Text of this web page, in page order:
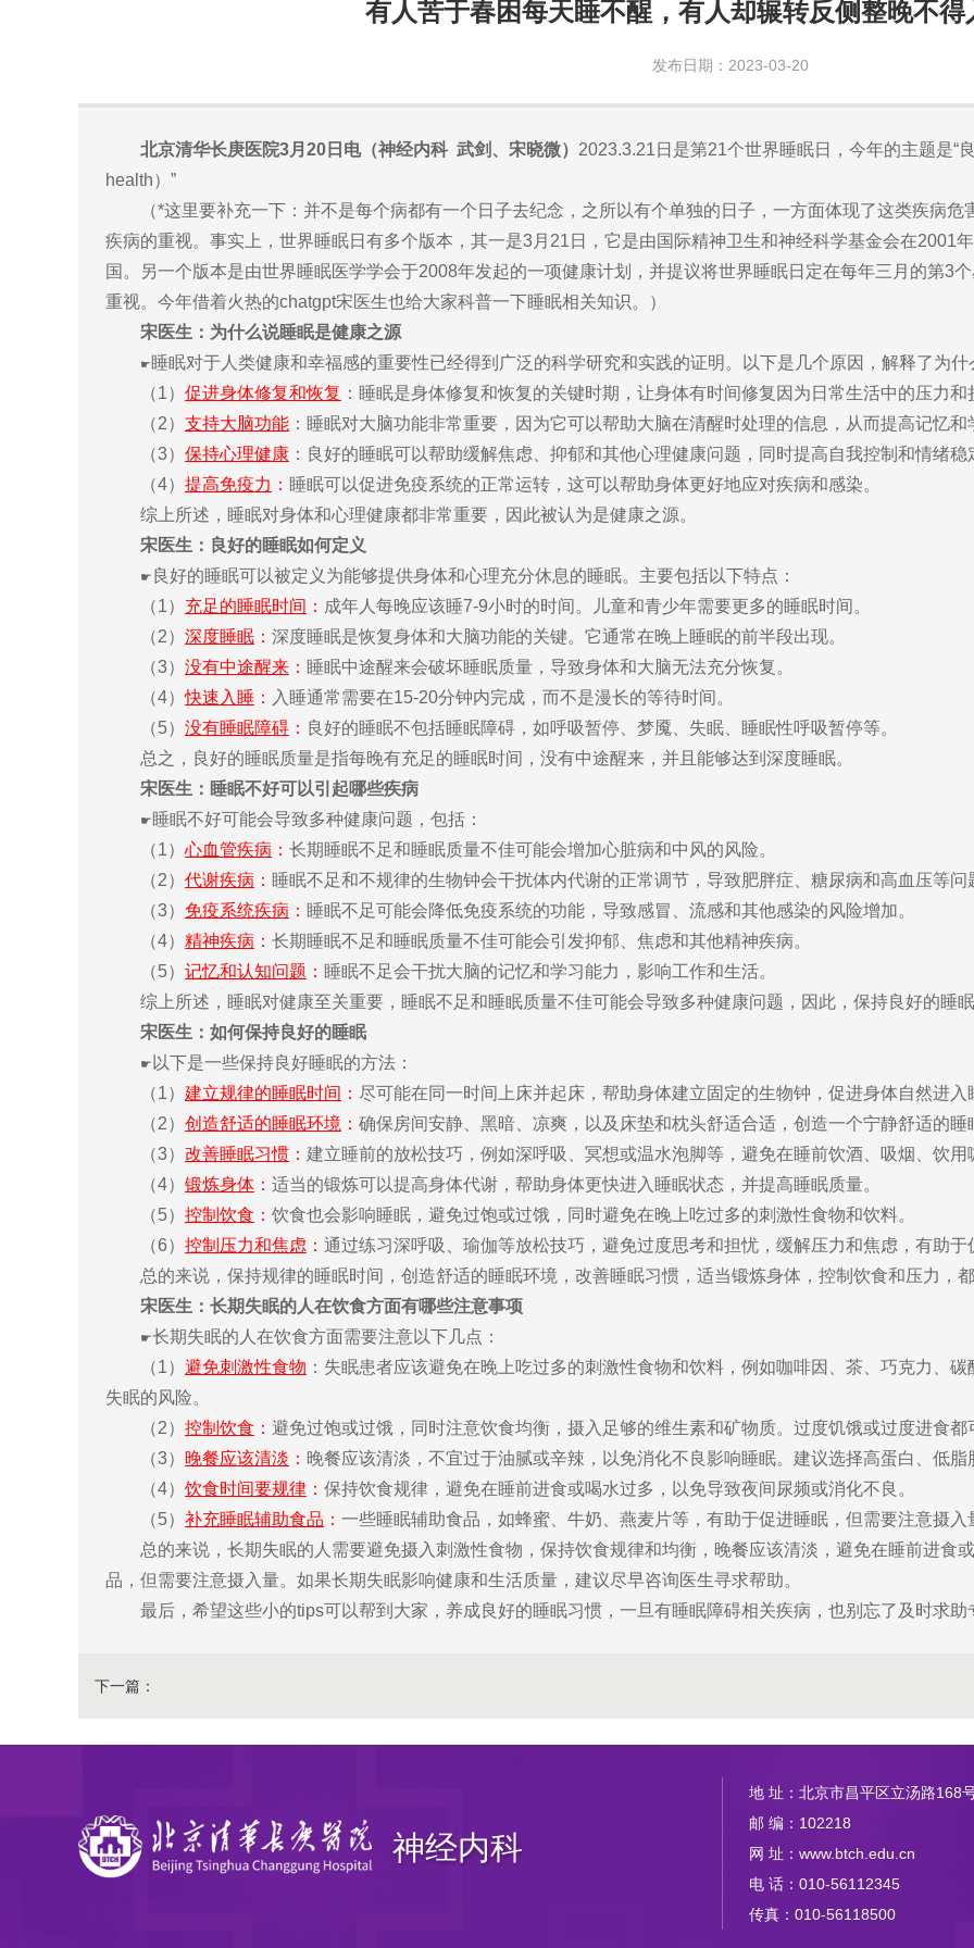
有人苦于春困每天睡不醒，有人却辗转反侧整晚不得
发布日期：2023-03-20
北京清华长庚医院3月20日电（神经内科 武剑、宋晓微） 2023.3.21日是第21个世界睡眠日，今年的主题是“
health）”
（*这里要补充一下：并不是每个病都有一个日子去纪念，之所以有个单独的日子，一方面体现了这类疾病危
疾病的重视。事实上，世界睡眠日有多个版本，其一是3月21日，它是由国际精神卫生和神经科学基金会在2001
国。另一个版本是由世界睡眠医学学会于2008年发起的一项健康计划，并提议将世界睡眠日定在每年三月的第3
重视。今年借着火热的chatgpt宋医生也给大家科普一下睡眠相关知识。）
宋医生：为什么说睡眠是健康之源
☛ 睡眠对于人类健康和幸福感的重要性已经得到广泛的科学研究和实践的证明。以下是几个原因，解释了为
（1） 促进身体修复和恢复 ：睡眠是身体修复和恢复的关键时期，让身体有时间修复因为日常生活中的压力
（2） 支持大脑功能 ：睡眠对大脑功能非常重要，因为它可以帮助大脑在清醒时处理的信息，从而提高记忆和
（3） 保持心理健康 ：良好的睡眠可以帮助缓解焦虑、抑郁和其他心理健康问题，同时提高自我控制和情绪稳
（4） 提高免疫力 ： 睡眠可以促进免疫系统的正常运转，这可以帮助身体更好地应对疾病和感染。
综上所述，睡眠对身体和心理健康都非常重要，因此被认为是健康之源。
宋医生：良好的睡眠如何定义
☛ 良好的睡眠可以被定义为能够提供身体和心理充分休息的睡眠。主要包括以下特点：
（1） 充足的睡眠时间 ： 成年人每晚应该睡7-9小时的时间。儿童和青少年需要更多的睡眠时间。
（2） 深度睡眠 ： 深度睡眠是恢复身体和大脑功能的关键。它通常在晚上睡眠的前半段出现。
（3） 没有中途醒来 ： 睡眠中途醒来会破坏睡眠质量，导致身体和大脑无法充分恢复。
（4）快速入睡 ： 入睡通常需要在15-20分钟内完成，而不是漫长的等待时间。
（5） 没有睡眠障碍 ： 良好的睡眠不包括睡眠障碍，如呼吸暂停、梦魇、失眠、睡眠性呼吸暂停等。
总之，良好的睡眠质量是指每晚有充足的睡眠时间，没有中途醒来，并且能够达到深度睡眠。
宋医生：睡眠不好可以引起哪些疾病
☛ 睡眠不好可能会导致多种健康问题，包括：
（1） 心血管疾病 ： 长期睡眠不足和睡眠质量不佳可能会增加心脏病和中风的风险。
（2） 代谢疾病 ： 睡眠不足和不规律的生物钟会干扰体内代谢的正常调节，导致肥胖症、糖尿病和高血压等问
（3） 免疫系统疾病 ： 睡眠不足可能会降低免疫系统的功能，导致感冒、流感和其他感染的风险增加。
（4） 精神疾病 ： 长期睡眠不足和睡眠质量不佳可能会引发抑郁、焦虑和其他精神疾病。
（5） 记忆和认知问题 ： 睡眠不足会干扰大脑的记忆和学习能力，影响工作和生活。
综上所述，睡眠对健康至关重要，睡眠不足和睡眠质量不佳可能会导致多种健康问题，因此，保持良好的睡
宋医生：如何保持良好的睡眠
☛ 以下是一些保持良好睡眠的方法：
（1） 建立规律的睡眠时间 ： 尽可能在同一时间上床并起床，帮助身体建立固定的生物钟，促进身体自然进入
（2） 创造舒适的睡眠环境 ： 确保房间安静、黑暗、凉爽，以及床垫和枕头舒适合适，创造一个宁静舒适的睡
（3） 改善睡眠习惯 ： 建立睡前的放松技巧，例如深呼吸、冥想或温水泡脚等，避免在睡前饮酒、吸烟、饮
（4） 锻炼身体 ： 适当的锻炼可以提高身体代谢，帮助身体更快进入睡眠状态，并提高睡眠质量。
（5） 控制饮食 ： 饮食也会影响睡眠，避免过饱或过饿，同时避免在晚上吃过多的刺激性食物和饮料。
（6） 控制压力和焦虑 ： 通过练习深呼吸、瑜伽等放松技巧，避免过度思考和担忧，缓解压力和焦虑，有助于
总的来说，保持规律的睡眠时间，创造舒适的睡眠环境，改善睡眠习惯，适当锻炼身体，控制饮食和压力，
宋医生：长期失眠的人在饮食方面有哪些注意事项
☛长期失眠的人在饮食方面需要注意以下几点：
（1） 避免刺激性食物 ：失眠患者应该避免在晚上吃过多的刺激性食物和饮料，例如咖啡因、茶、巧克力、
失眠的风险。
（2） 控制饮食 ： 避免过饱或过饿，同时注意饮食均衡，摄入足够的维生素和矿物质。过度饥饿或过度进食
（3） 晚餐应该清淡 ： 晚餐应该清淡，不宜过于油腻或辛辣，以免消化不良影响睡眠。建议选择高蛋白、低
（4） 饮食时间要规律 ： 保持饮食规律，避免在睡前进食或喝水过多，以免导致夜间尿频或消化不良。
（5） 补充睡眠辅助食品 ： 一些睡眠辅助食品，如蜂蜜、牛奶、燕麦片等，有助于促进睡眠，但需要注意摄
总的来说，长期失眠的人需要避免摄入刺激性食物，保持饮食规律和均衡，晚餐应该清淡，避免在睡前进食
品，但需要注意摄入量。如果长期失眠影响健康和生活质量，建议尽早咨询医生寻求帮助。
最后，希望这些小的tips可以帮到大家，养成良好的睡眠习惯，一旦有睡眠障碍相关疾病，也别忘了及时求助
下一篇：
神经内科
地 址：北京市昌平区立汤路168
邮 编：102218
网 址：www.btch.edu.cn
电 话：010-56112345
传真：010-56118500